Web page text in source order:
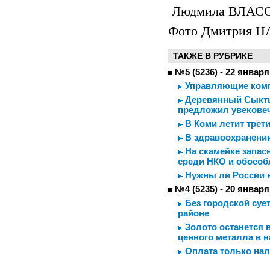
Людмила
Фото Дмитрия
ТАКЖЕ В РУБРИКЕ
№5 (5236) - 22 января
Управляющие
Деревянный
предложил
В Коми летит
В
На скамейке
среди НКО и
Нужны ли России
№4 (5235) - 20 января
Без городской
районе
Золото
ценного металла в
Оплата только